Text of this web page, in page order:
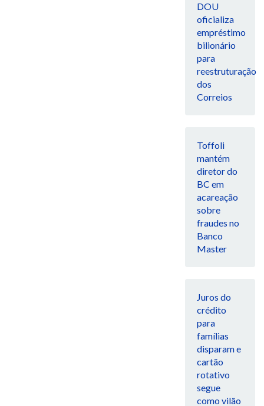
DOU
oficializa
empréstimo
bilionário
para
reestruturação
dos
Correios
Toffoli
mantém
diretor do
BC em
acareação
sobre
fraudes no
Banco
Master
Juros do
crédito
para
famílias
disparam e
cartão
rotativo
segue
como vilão